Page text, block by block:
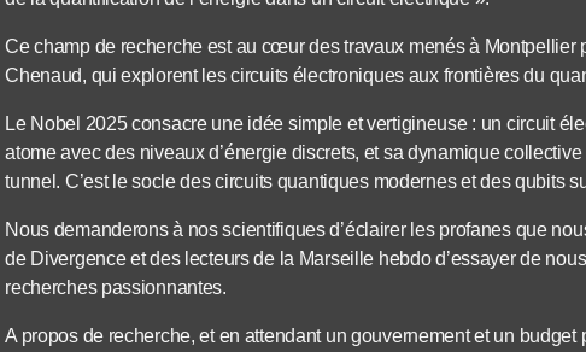
Ce champ de recherche est au cœur des travaux menés à Montpellier
Chenaud, qui explorent les circuits électroniques aux frontières du
Le Nobel 2025 consacre une idée simple et vertigineuse : un circuit
atome avec des niveaux d’énergie discrets, et sa dynamique
tunnel. C’est le socle des circuits quantiques modernes et des qubits
Nous demanderons à nos scientifiques d’éclairer les profanes que
de Divergence et des lecteurs de la Marseille hebdo d’essayer de
recherches passionnantes.
A propos de recherche, et en attendant un gouvernement et un